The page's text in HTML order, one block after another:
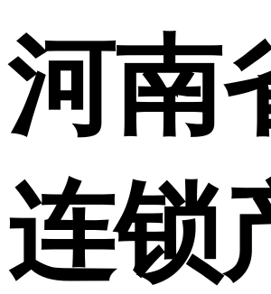
河南
连锁